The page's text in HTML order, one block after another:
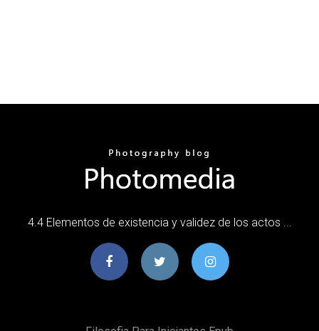
4.4 Elementos de existencia y validez de los actos ...